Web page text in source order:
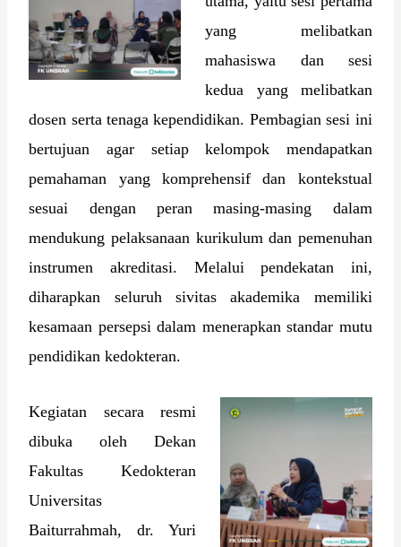
yang melibatkan
mahasiswa dan sesi
kedua yang melibatkan
dosen serta tenaga kependidikan. Pembagian sesi ini
bertujuan agar setiap kelompok mendapatkan
pemahaman yang komprehensif dan kontekstual
sesuai dengan peran masing-masing dalam
mendukung pelaksanaan kurikulum dan pemenuhan
instrumen akreditasi. Melalui pendekatan ini,
diharapkan seluruh sivitas akademika memiliki
kesamaan persepsi dalam menerapkan standar mutu
pendidikan kedokteran.
Kegiatan secara resmi
dibuka oleh Dekan
Fakultas Kedokteran
Universitas
Baiturrahmah, dr. Yuri